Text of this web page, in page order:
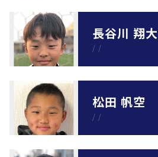
長谷川 翔大
/ /
松田 帆空
/ /